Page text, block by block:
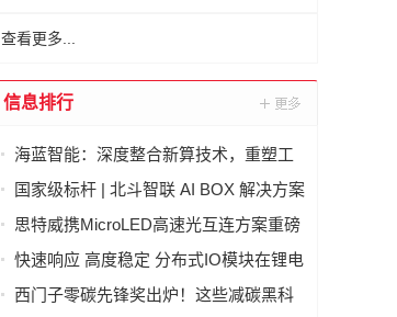
查看更多...
信息排行
海蓝智能：深度整合新算技术，重塑工
业读码器服务新标杆
国家级标杆 | 北斗智联 AI BOX 解决方案
入选工信部人工智能典型案例
思特威携MicroLED高速光互连方案重磅
亮相慕尼黑上海电子展
快速响应 高度稳定 分布式IO模块在锂电
池制造的优势揭秘 | 支持Modbus、
西门子零碳先锋奖出炉！这些减碳黑科